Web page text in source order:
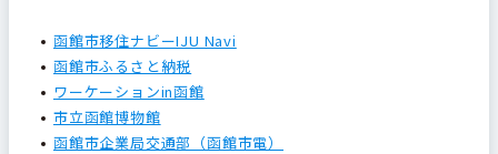
函館市移住ナビーIJU Navi
函館市ふるさと納税
ワーケーションin函館
市立函館博物館
函館市企業局交通部（函館市電）